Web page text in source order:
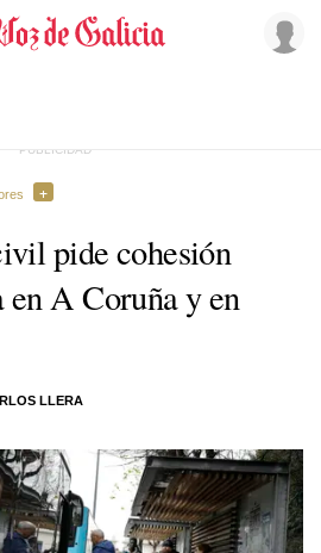
pide cohesión
A Coruña y en
LLERA